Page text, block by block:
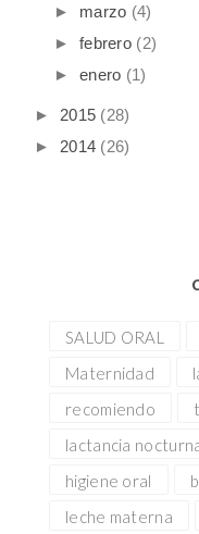
► marzo (4)
► febrero (2)
► enero (1)
► 2015 (28)
► 2014 (26)
SALUD ORAL
Maternidad
recomiendo
lactancia
higiene oral
leche materna